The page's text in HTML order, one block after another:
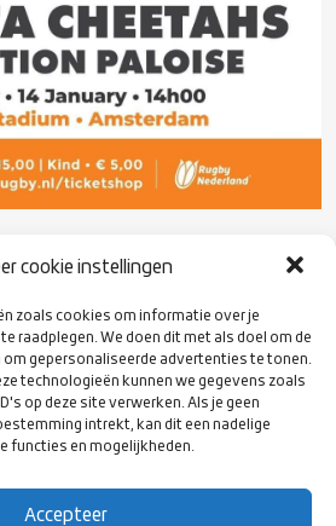
cookie instellingen
zoals cookies om informatie over je
raadplegen. We doen dit met als doel om de
om gepersonaliseerde advertenties te tonen.
technologieën kunnen we gegevens zoals
op deze site verwerken. Als je geen
intrekt, kan dit een nadelige
functies en mogelijkheden.
Accepteer
kom niet zonder ticket naar
spelen de Toyota Cheetahs hun
De Zuid-Afrikaanse
en “onze” Reinhardt Fortuin
net als de shuttle bus.